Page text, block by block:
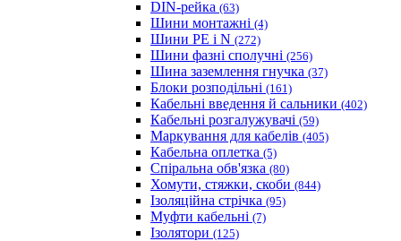
DIN-рейка (63)
Шини монтажні (4)
Шини PE і N (272)
Шини фазні сполучні (256)
Шина заземлення гнучка (37)
Блоки розподільні (161)
Кабельні введення й сальники (402)
Кабельні розгалужувачі (59)
Маркування для кабелів (405)
Кабельна оплетка (5)
Спіральна обв'язка (80)
Хомути, стяжки, скоби (844)
Ізоляційна стрічка (95)
Муфти кабельні (7)
Ізолятори (125)